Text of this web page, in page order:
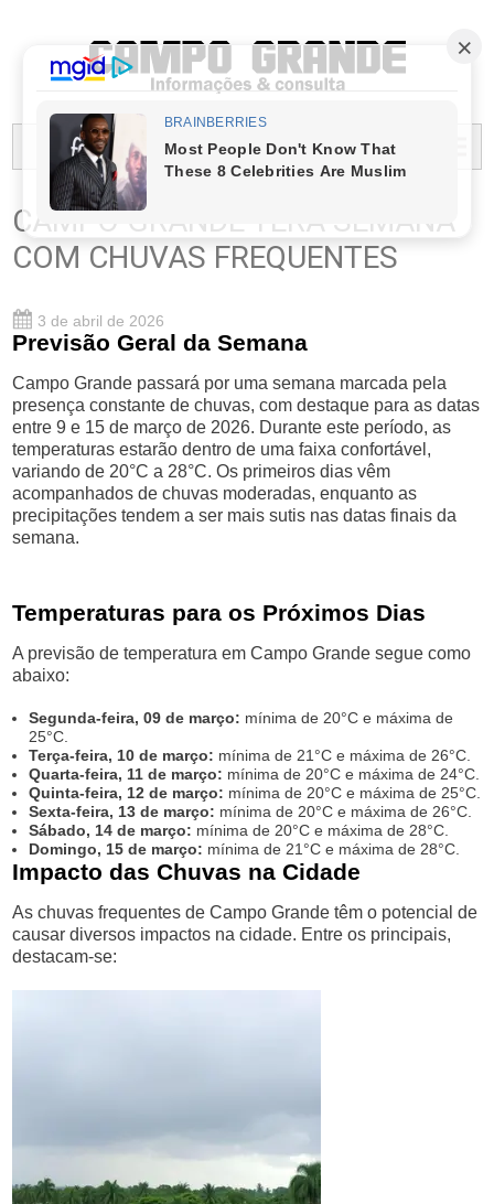
MENU...
CAMPO GRANDE TERÁ SEMANA
COM CHUVAS FREQUENTES
3 de abril de 2026
Previsão Geral da Semana
Campo Grande passará por uma semana marcada pela
presença constante de chuvas, com destaque para as datas
entre 9 e 15 de março de 2026. Durante este período, as
temperaturas estarão dentro de uma faixa confortável,
variando de 20°C a 28°C. Os primeiros dias vêm
acompanhados de chuvas moderadas, enquanto as
precipitações tendem a ser mais sutis nas datas finais da
semana.
Temperaturas para os Próximos Dias
A previsão de temperatura em Campo Grande segue como
abaixo:
Segunda-feira, 09 de março: mínima de 20°C e máxima de
25°C.
Terça-feira, 10 de março: mínima de 21°C e máxima de 26°C.
Quarta-feira, 11 de março: mínima de 20°C e máxima de 24°C.
Quinta-feira, 12 de março: mínima de 20°C e máxima de 25°C.
Sexta-feira, 13 de março: mínima de 20°C e máxima de 26°C.
Sábado, 14 de março: mínima de 20°C e máxima de 28°C.
Domingo, 15 de março: mínima de 21°C e máxima de 28°C.
Impacto das Chuvas na Cidade
As chuvas frequentes de Campo Grande têm o potencial de
causar diversos impactos na cidade. Entre os principais,
destacam-se: